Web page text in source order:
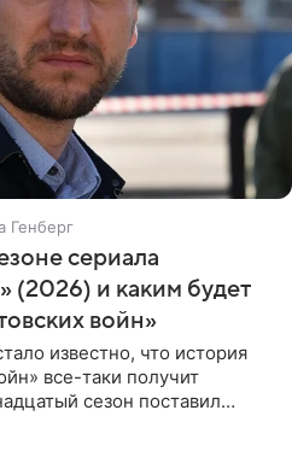
Генберг
сериала
(2026) и каким будет
войн»
известно, что история
все-таки получит
сезон поставил